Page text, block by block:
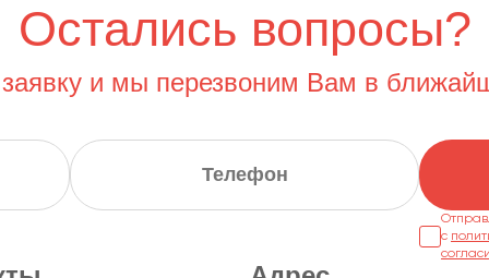
Остались вопросы?
и мы перезвоним Вам в
с